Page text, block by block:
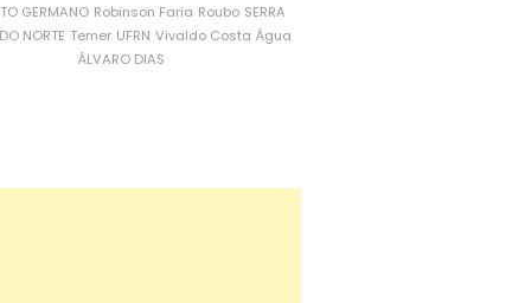
GERMANO Robinson Faria Roubo SERRA
NORTE Temer UFRN Vivaldo Costa Água
ÁLVARO DIAS